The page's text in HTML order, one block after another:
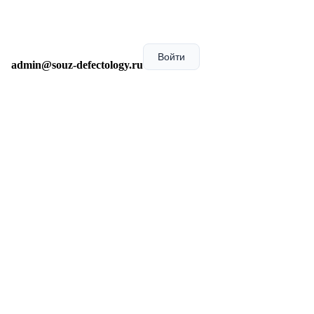
admin@souz-defectology.ru
Войти